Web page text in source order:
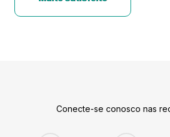
Conecte-se conosco nas